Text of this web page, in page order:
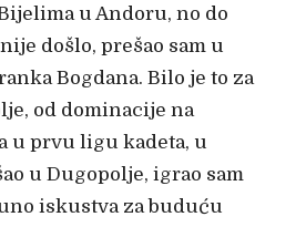
u Andoru, no do
došlo, prešao sam u
Bogdana. Bilo je to za
od dominacije na
u prvu ligu kadeta, u
u Dugopolje, igrao sam
iskustva za buduću